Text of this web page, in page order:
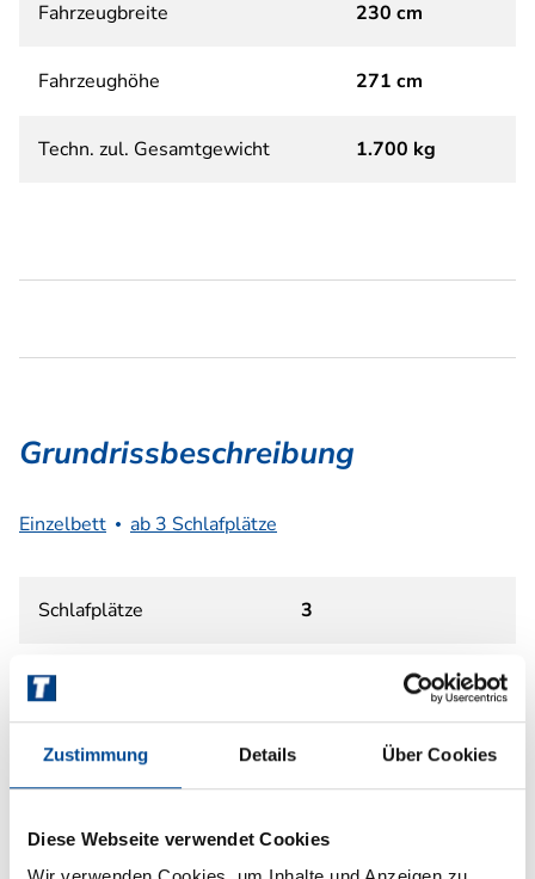
Zustimmung Details Über Cookies
Diese Webseite verwendet Cookies
Fahrzeugbreite 230 cm
Fahrzeughöhe 271 cm
Techn. zul. Gesamtgewicht 1.700 kg
Grundrissbeschreibung
Einzelbett ab 3 Schlafplätze
Schlafplätze 3
Infrastruktur
Betten Einzelbett